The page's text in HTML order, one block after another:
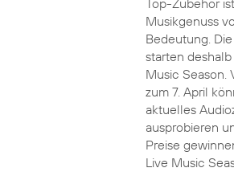
Top-Zubehör
Musikgenuss
Bedeutung.
starten
Music Season.
zum 7. April
aktuelles
ausprobieren
Preise
Live Music